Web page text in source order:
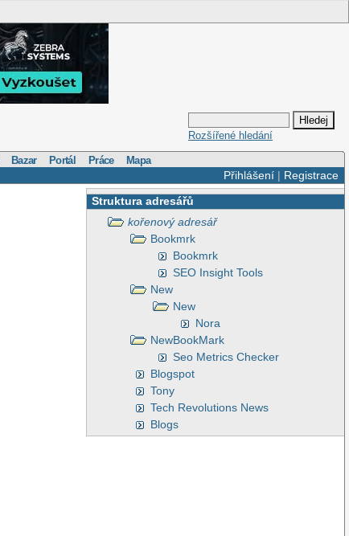
Rozšířené hledání
Bazar Portál Práce Mapa
Přihlášení| Registrace
Struktura adresářů
kořenový adresář
Bookmrk
Bookmrk
SEO Insight Tools
New
New
Nora
NewBookMark
Seo Metrics Checker
Blogspot
Tony
Tech Revolutions News
Blogs